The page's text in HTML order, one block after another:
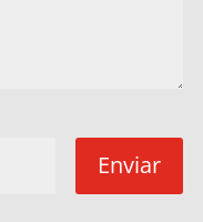
Enviar